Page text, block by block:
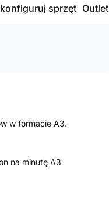
sprzęt Outlet
w formacie A3.
na minutę A3